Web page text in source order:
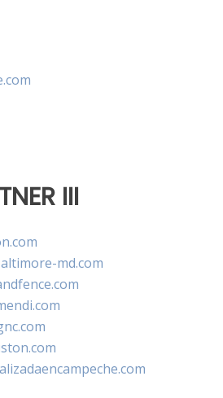
III
md.com